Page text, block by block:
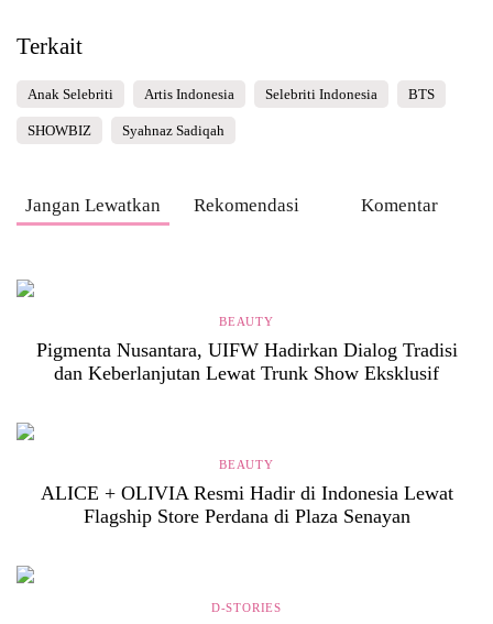
Terkait
Anak Selebriti Artis Indonesia Selebriti Indonesia BTS
SHOWBIZ Syahnaz Sadiqah
Jangan Lewatkan Rekomendasi Komentar
BEAUTY
Pigmenta Nusantara, UIFW Hadirkan Dialog Tradisi
dan Keberlanjutan Lewat Trunk Show Eksklusif
BEAUTY
ALICE + OLIVIA Resmi Hadir di Indonesia Lewat
Flagship Store Perdana di Plaza Senayan
D-STORIES